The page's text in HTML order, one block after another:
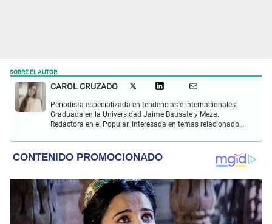
SOBRE EL AUTOR:
CAROL CRUZADO
Periodista especializada en tendencias e internacionales.
Graduada en la Universidad Jaime Bausate y Meza.
Redactora en el Popular. Interesada en temas relacionados
comunidades nativas y apoyo social.